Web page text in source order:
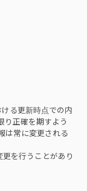
る更新時点での内
り正確を期すよう
は常に変更される
を行うことがあり